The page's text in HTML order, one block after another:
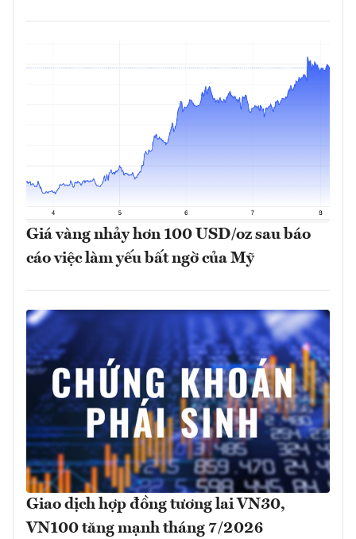
Giá vàng nhảy hơn 100 USD/oz sau báo
cáo việc làm yếu bất ngờ của Mỹ
Giao dịch hợp đồng tương lai VN30,
VN100 tăng mạnh tháng 7/2026